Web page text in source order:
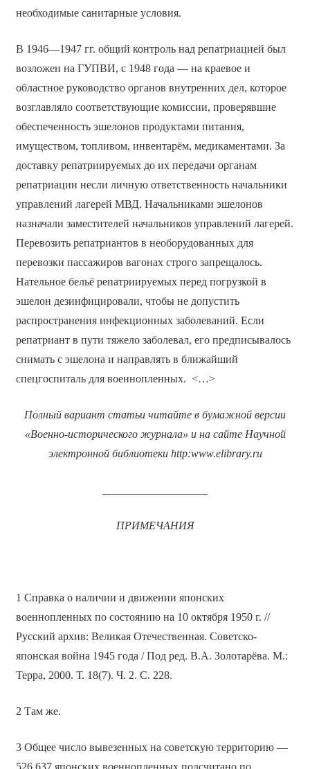
необходимые санитарные условия.
В 1946—1947 гг. общий контроль над репатриацией был
возложен на ГУПВИ, с 1948 года — на краевое и
областное руководство органов внутренних дел, которое
возглавляло соответствующие комиссии, проверявшие
обеспеченность эшелонов продуктами питания,
имуществом, топливом, инвентарём, медикаментами. За
доставку репатриируемых до их передачи органам
репатриации несли личную ответственность начальники
управлений лагерей МВД. Начальниками эшелонов
назначали заместителей начальников управлений лагерей.
Перевозить репатриантов в необорудованных для
перевозки пассажиров вагонах строго запрещалось.
Нательное бельё репатриируемых перед погрузкой в
эшелон дезинфицировали, чтобы не допустить
распространения инфекционных заболеваний. Если
репатриант в пути тяжело заболевал, его предписывалось
снимать с эшелона и направлять в ближайший
спецгоспиталь для военнопленных. <…>
Полный вариант статьи читайте в бумажной версии
«Военно-исторического журнала» и на сайте Научной
электронной библиотеки http:www.elibrary.ru
ПРИМЕЧАНИЯ
1 Справка о наличии и движении японских
военнопленных по состоянию на 10 октября 1950 г. //
Русский архив: Великая Отечественная. Советско-
японская война 1945 года / Под ред. В.А. Золотарёва. М.:
Терра, 2000. Т. 18(7). Ч. 2. С. 228.
2 Там же.
3 Общее число вывезенных на советскую территорию —